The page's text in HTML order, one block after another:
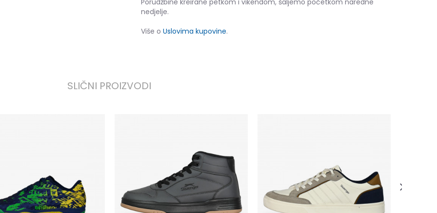
Porudžbine kreirane petkom i vikendom, šaljemo početkom naredne
nedjelje.
Više o Uslovima kupovine.
SLIČNI PROIZVODI
41,00